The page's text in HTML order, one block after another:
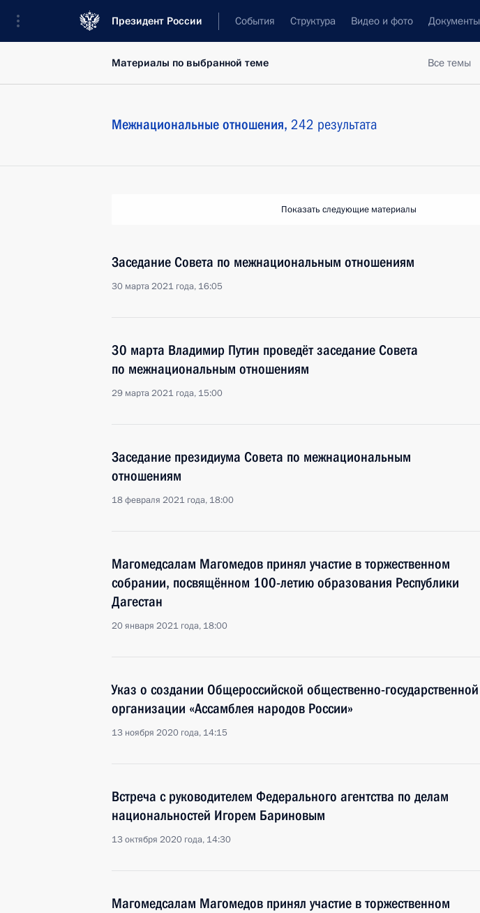
Президент России События Структура Видео и фото Документы
Все темы
Материалы по выбранной теме
Межнациональные отношения, 242 результата
Показать следующие материалы
Заседание Совета по межнациональным отношениям
30 марта 2021 года, 16:05
30 марта Владимир Путин проведёт заседание Совета
по межнациональным отношениям
29 марта 2021 года, 15:00
Заседание президиума Совета по межнациональным
отношениям
18 февраля 2021 года, 18:00
Магомедсалам Магомедов принял участие в торжественном
собрании, посвящённом 100-летию образования Республики
Дагестан
20 января 2021 года, 18:00
Указ о создании Общероссийской общественно-государственной
организации «Ассамблея народов России»
13 ноября 2020 года, 14:15
Встреча с руководителем Федерального агентства по делам
национальностей Игорем Бариновым
13 октября 2020 года, 14:30
Магомедсалам Магомедов принял участие в торжественном